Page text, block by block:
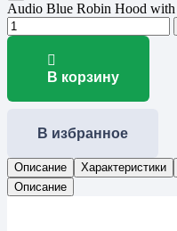
Audio Blue Robin Hood with
В корзину
В избранное
Описание Характеристики
Описание